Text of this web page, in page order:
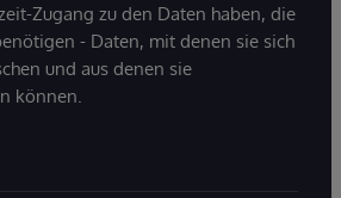
Zugang zu den Daten haben, die
- Daten, mit denen sie sich
und aus denen sie
können.